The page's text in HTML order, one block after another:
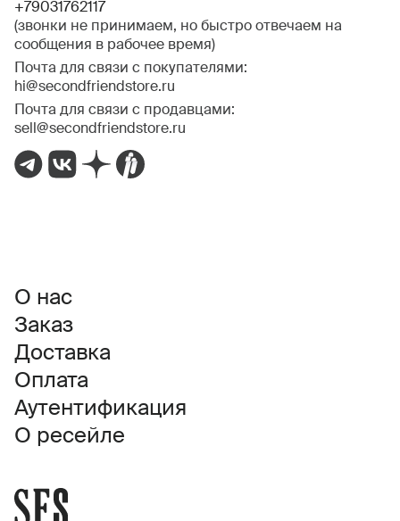
+79031762117
(звонки не принимаем, но быстро отвечаем на
сообщения в рабочее время)
Почта для связи с покупателями:
hi@secondfriendstore.ru
Почта для связи с продавцами:
sell@secondfriendstore.ru
О нас
Заказ
Доставка
Оплата
Аутентификация
О ресейле